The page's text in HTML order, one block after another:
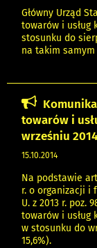
Główny Urząd
towarów i usług
stosunku do
na takim
towarów i
wrześniu
15.10.2014
Na podstawie
r. o organizacji i
U. z 2013 r. poz.
towarów i usług
w stosunku do
15,6%).